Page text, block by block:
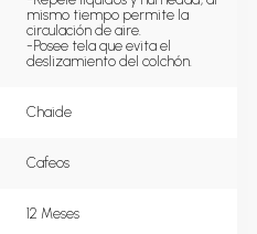
mismo tiempo permite la
circulación de aire.
-Posee tela que evita el
deslizamiento del colchón.
Chaide
Cafeos
12 Meses